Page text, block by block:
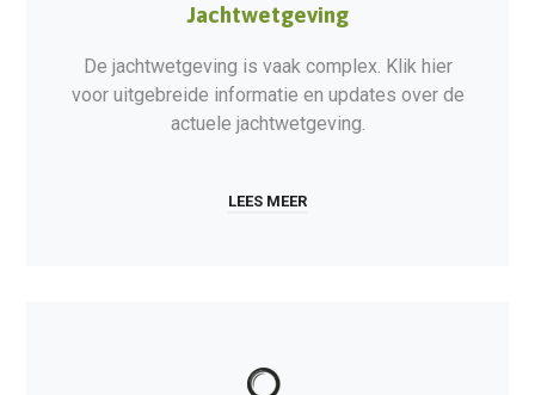
Jachtwetgeving
De jachtwetgeving is vaak complex. Klik hier
voor uitgebreide informatie en updates over de
actuele jachtwetgeving.
LEES MEER